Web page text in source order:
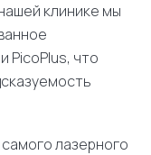
клинике мы
PicoPlus, что
лазерного